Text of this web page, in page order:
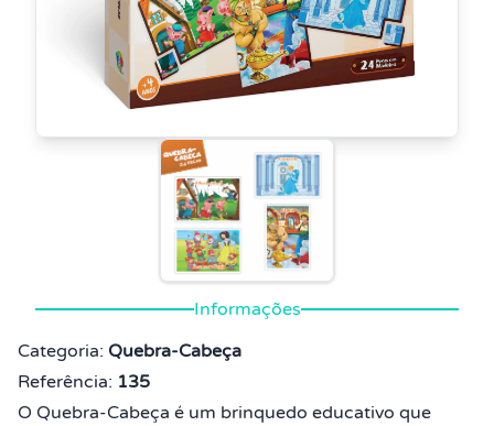
Informações
Categoria: Quebra-Cabeça
Referência: 135
O Quebra-Cabeça é um brinquedo educativo que